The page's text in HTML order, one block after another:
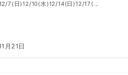
7(日)12/10(水)12/14(日)12/17(...
月21日